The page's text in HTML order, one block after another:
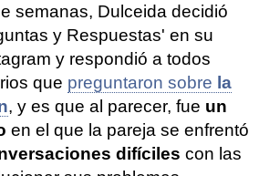
semanas, Dulceida decidió
y Respuestas' en su
y respondió a todos
que preguntaron sobre la
, y es que al parecer, fue un
en el que la pareja se enfrentó
difíciles con las